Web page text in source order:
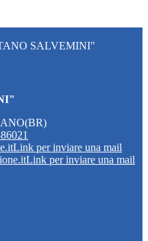
SALVEMINI"
Link per inviare una mail
Link per inviare una mail